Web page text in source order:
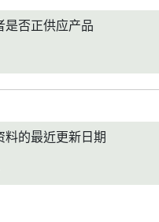
是否正供应产品
料的最近更新日期